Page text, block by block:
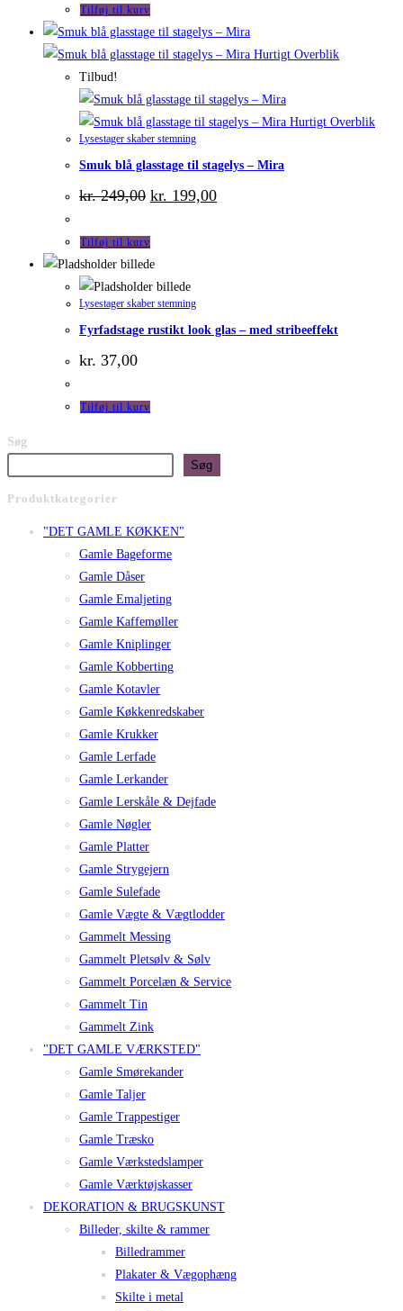
Tilføj til kurv
Hurtigt Overblik
Tilbud!
Hurtigt Overblik
Lysestager skaber stemning
Smuk blå glasstage til stagelys – Mira
kr.249,00 Den
oprindelige
var:
kr. 199,00Den
aktuelle
Tilføj til kurv
Lysestager skaber stemning
Fyrfadstage rustikt look glas – med stribeeffekt
kr. 37,00
Tilføj til kurv
Søg
Søg
Produktkategorier
"DET GAMLE KØKKEN"
Gamle Bageforme
Gamle Dåser
Gamle Emaljeting
Gamle Kaffemøller
Gamle Kniplinger
Gamle Kobberting
Gamle Kotavler
Gamle Køkkenredskaber
Gamle Krukker
Gamle Lerfade
Gamle Lerkander
Gamle Lerskåle & Dejfade
Gamle Nøgler
Gamle Platter
Gamle Strygejern
Gamle Sulefade
Gamle Vægte & Vægtlodder
Gammelt Messing
Gammelt Pletsølv & Sølv
Gammelt Porcelæn & Service
Gammelt Tin
Gammelt Zink
"DET GAMLE VÆRKSTED"
Gamle Smørekander
Gamle Taljer
Gamle Trappestiger
Gamle Træsko
Gamle Værkstedslamper
Gamle Værktøjskasser
DEKORATION & BRUGSKUNST
Billeder, skilte & rammer
Billedrammer
Plakater & Vægophæng
Skilte i metal